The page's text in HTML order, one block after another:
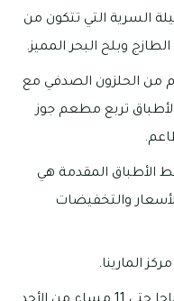
السرية التي تتكون من
وبلح البحر المميز.
من الحلزون الصدفي مع
تربع مطعم جوز
الأطباق المقدمة هي
والتخفيضات
المارينا.